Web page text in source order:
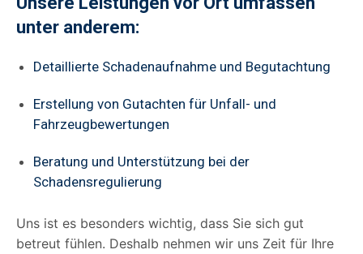
unter anderem:
Detaillierte Schadenaufnahme und Begutachtung
Erstellung von Gutachten für Unfall- und
Fahrzeugbewertungen
Beratung und Unterstützung bei der
Schadensregulierung
Uns ist es besonders wichtig, dass Sie sich gut
betreut fühlen. Deshalb nehmen wir uns Zeit für Ihre